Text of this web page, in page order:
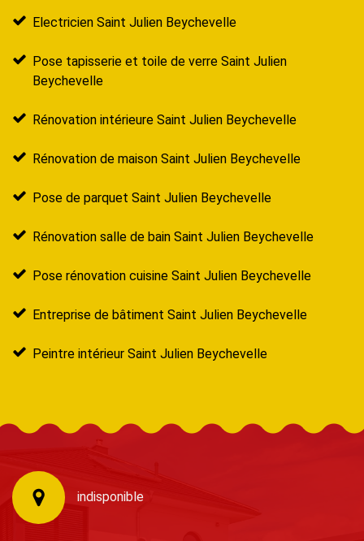
Electricien Saint Julien Beychevelle
Pose tapisserie et toile de verre Saint Julien
Beychevelle
Rénovation intérieure Saint Julien Beychevelle
Rénovation de maison Saint Julien Beychevelle
Pose de parquet Saint Julien Beychevelle
Rénovation salle de bain Saint Julien Beychevelle
Pose rénovation cuisine Saint Julien Beychevelle
Entreprise de bâtiment Saint Julien Beychevelle
Peintre intérieur Saint Julien Beychevelle
indisponible